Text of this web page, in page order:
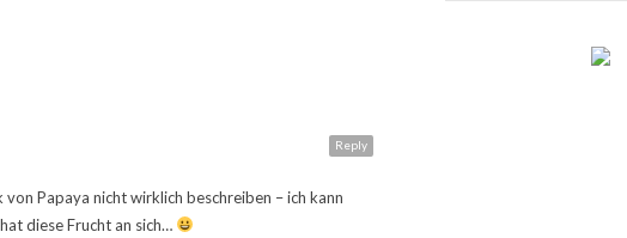
Reply
Papaya nicht wirklich beschreiben – ich kann
diese Frucht an sich…